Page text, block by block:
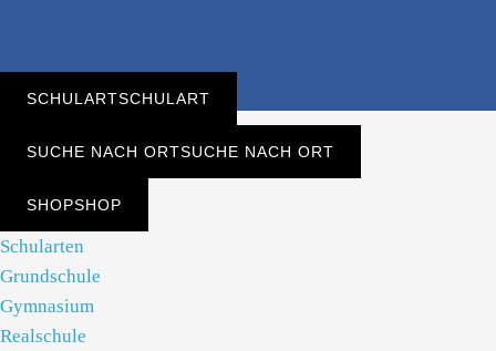
SCHULARTSCHULART
SUCHE NACH ORTSUCHE NACH ORT
SHOPSHOP
Schularten
Grundschule
Gymnasium
Realschule